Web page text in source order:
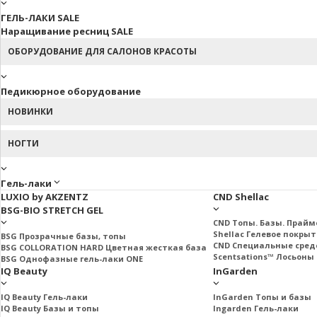
ГЕЛЬ-ЛАКИ SALE
Наращивание ресниц SALE
ОБОРУДОВАНИЕ ДЛЯ САЛОНОВ КРАСОТЫ
Педикюрное оборудование
НОВИНКИ
НОГТИ
Гель-лаки
CND Shellac
CND Топы. Базы.
Shellac Гелевое
CND Специальные
Scentsations™ Лосьоны
LUXIO by AKZENTZ
BSG-BIO STRETCH GEL
BSG Прозрачные базы, топы
BSG COLLORATION HARD Цветная жесткая база
BSG Однофазные гель-лаки ONE
IQ Beauty
IQ Beauty Гель-лаки
IQ Beauty Базы и топы
InGarden
InGarden Топы и базы
Ingarden Гель-лаки